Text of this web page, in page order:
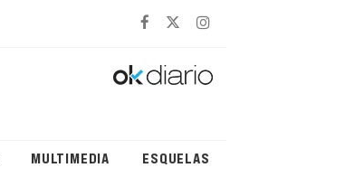
MULTIMEDIA ESQUELAS